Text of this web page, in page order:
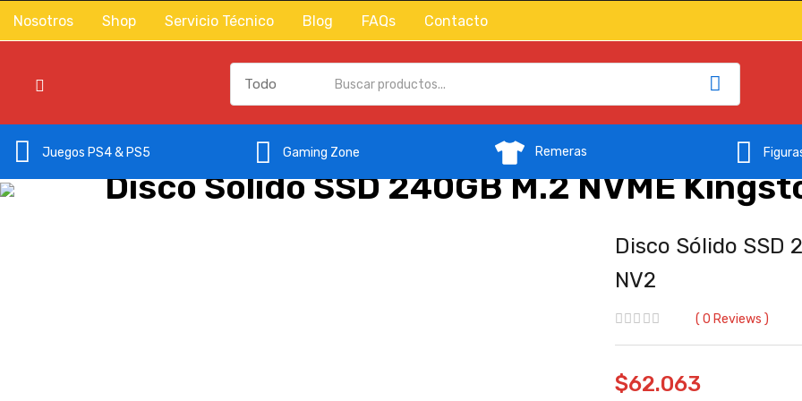
Nosotros Shop Servicio Técnico Blog FAQs Contacto
Juegos PS4 & PS5 Gaming Zone Remeras
Disco Sólido SSD 240GB M.2 NVME
Disco Sólido SSD
NV2
0 Reviews
$62.063